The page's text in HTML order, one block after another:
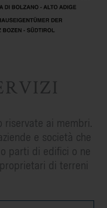
riservate ai membri.
e società che
parti di edifici o ne
di terreni